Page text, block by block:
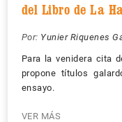
del Libro de La
Por: Yunier Riquenes
Para la venidera cita
propone títulos
ensayo.
VER MÁS